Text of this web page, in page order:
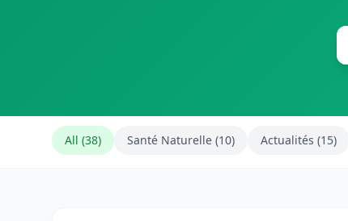
All (38) Santé Naturelle (10) Actualités (15)